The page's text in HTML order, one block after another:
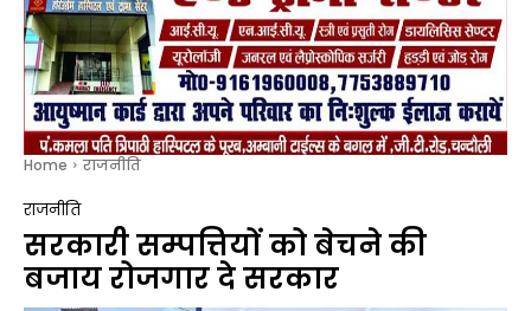
Home राजनीति
राजनीति
सरकारी सम्पत्तियों को बेचने की
बजाय रोजगार दे सरकार